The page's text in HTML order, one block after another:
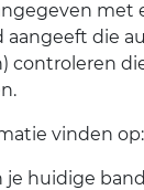
met
aangeeft die
controleren
vinden op:
je huidige